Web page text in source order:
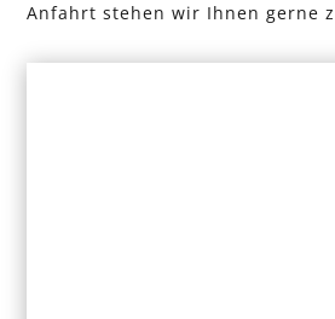
Anfahrt stehen wir Ihnen gerne